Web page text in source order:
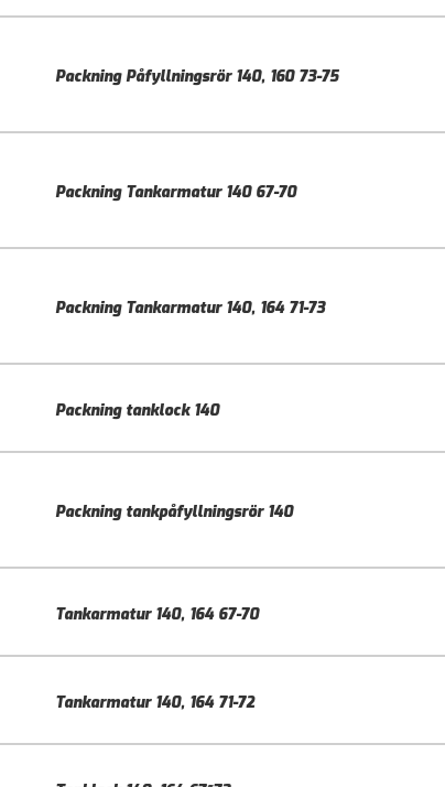
Packning Påfyllningsrör 140, 160 73-75
Packning Tankarmatur 140 67-70
Packning Tankarmatur 140, 164 71-73
Packning tanklock 140
Packning tankpåfyllningsrör 140
Tankarmatur 140, 164 67-70
Tankarmatur 140, 164 71-72